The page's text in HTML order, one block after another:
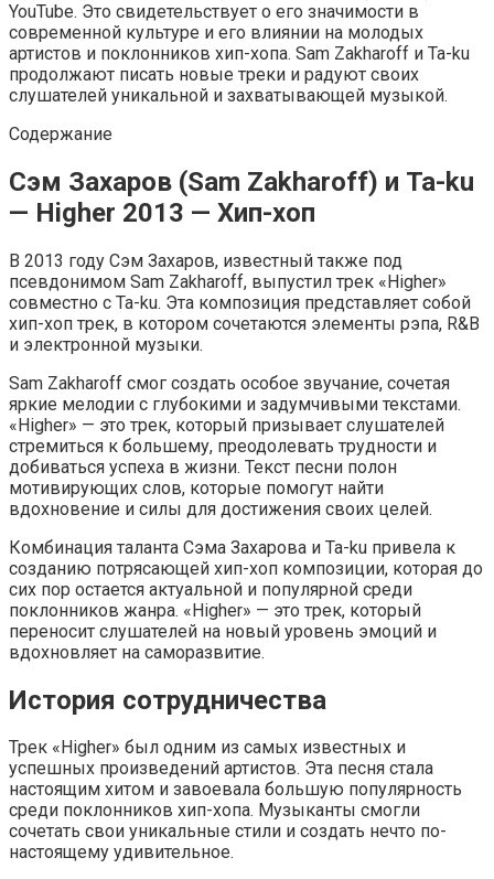
YouTube. Это свидетельствует о его значимости в
современной культуре и его влиянии на молодых
артистов и поклонников хип-хопа. Sam Zakharoff и Ta-ku
продолжают писать новые треки и радуют своих
слушателей уникальной и захватывающей музыкой.
Содержание
Сэм Захаров (Sam Zakharoff) и Ta-ku
— Higher 2013 — Хип-хоп
В 2013 году Сэм Захаров, известный также под
псевдонимом Sam Zakharoff, выпустил трек «Higher»
совместно с Ta-ku. Эта композиция представляет собой
хип-хоп трек, в котором сочетаются элементы рэпа, R&B
и электронной музыки.
Sam Zakharoff смог создать особое звучание, сочетая
яркие мелодии с глубокими и задумчивыми текстами.
«Higher» — это трек, который призывает слушателей
стремиться к большему, преодолевать трудности и
добиваться успеха в жизни. Текст песни полон
мотивирующих слов, которые помогут найти
вдохновение и силы для достижения своих целей.
Комбинация таланта Сэма Захарова и Ta-ku привела к
созданию потрясающей хип-хоп композиции, которая до
сих пор остается актуальной и популярной среди
поклонников жанра. «Higher» — это трек, который
переносит слушателей на новый уровень эмоций и
вдохновляет на саморазвитие.
История сотрудничества
Трек «Higher» был одним из самых известных и
успешных произведений артистов. Эта песня стала
настоящим хитом и завоевала большую популярность
среди поклонников хип-хопа. Музыканты смогли
сочетать свои уникальные стили и создать нечто по-
настоящему удивительное.